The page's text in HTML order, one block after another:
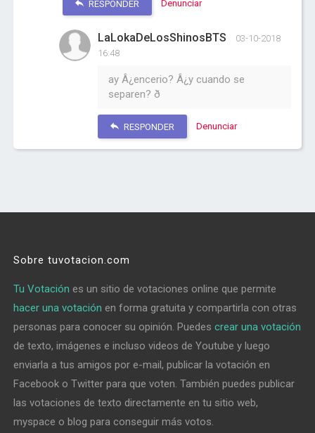
RESPONDER Denunciar
LaLokaDeLosShinosBTS
03-10-2018
16:48
ay Â¿encerio? Â¿y cuando se
separen? ð
RESPONDER Denunciar
Sobre tuvotacion.com
Tu Votación es un sitio de votaciones online que permite
hacer una votación en forma gratuita y compartirla con otras
personas para conocer su opinión. Puedescrear una votación
de texto, imágenes e incluso videos de Youtube y luego
enviarla a tus amigos por e-mail, publicar la votación en
Facebook o Twitter para que voten. También puedes publicar
las votaciones de texto directamente en tu sitio web,
myspace o blog para conseguir más votos.